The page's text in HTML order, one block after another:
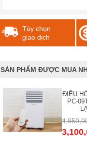
Tùy chọn
giao dịch
SẢN PHẨM ĐƯỢC MUA
ĐIỀU
PC-